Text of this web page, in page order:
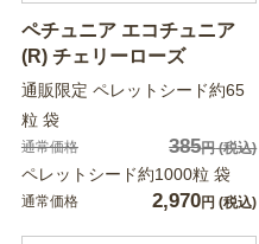
ペチュニア エコチュニア
(R) チェリーローズ
通販限定 ペレットシード約65
粒 袋
通常価格 385円(税込)
ペレットシード約1000粒 袋
通常価格 2,970円 (税込)